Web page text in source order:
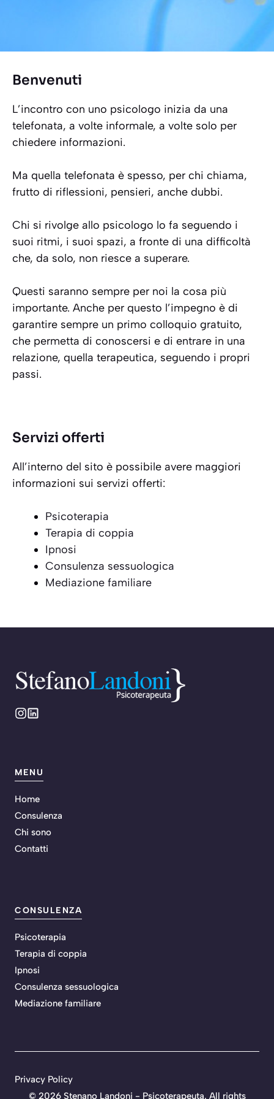
Benvenuti
L’incontro con uno psicologo inizia da una
telefonata, a volte informale, a volte solo per
chiedere informazioni.
Ma quella telefonata è spesso, per chi chiama,
frutto di riflessioni, pensieri, anche dubbi.
Chi si rivolge allo psicologo lo fa seguendo i
suoi ritmi, i suoi spazi, a fronte di una difficoltà
che, da solo, non riesce a superare.
Questi saranno sempre per noi la cosa più
importante. Anche per questo l’impegno è di
garantire sempre un primo colloquio gratuito,
che permetta di conoscersi e di entrare in una
relazione, quella terapeutica, seguendo i propri
passi.
Servizi offerti
All’interno del sito è possibile avere maggiori
informazioni sui servizi offerti:
Psicoterapia
Terapia di coppia
Ipnosi
Consulenza sessuologica
Mediazione familiare
MENU
Home
Consulenza
Chi sono
Contatti
CONSULENZA
Psicoterapia
Terapia di coppia
Ipnosi
Consulenza sessuologica
Mediazione familiare
© 2026 Stenano Landoni - Psicoterapeuta. All rights
Privacy Policy